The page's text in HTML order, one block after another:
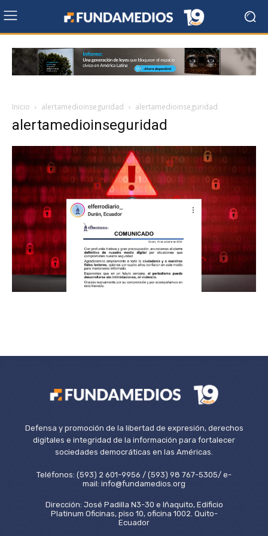
Inicio alertamedioinseguridad alertamedioinseguridad
alertamedioinseguridad
Defensa y promoción de la libertad de expresión, derechos
digitales e integridad de la información para fortalecer
sociedades democráticas en las Américas.
Teléfonos: (593) 2 601-9956 / (593) 98 767-5305/ e-
mail: info@fundamedios.org
Dirección: José Padilla N3-30 e Iñaquito, Edificio
Platinum Oficinas, piso 10, oficina 1002. Quito-
Ecuador